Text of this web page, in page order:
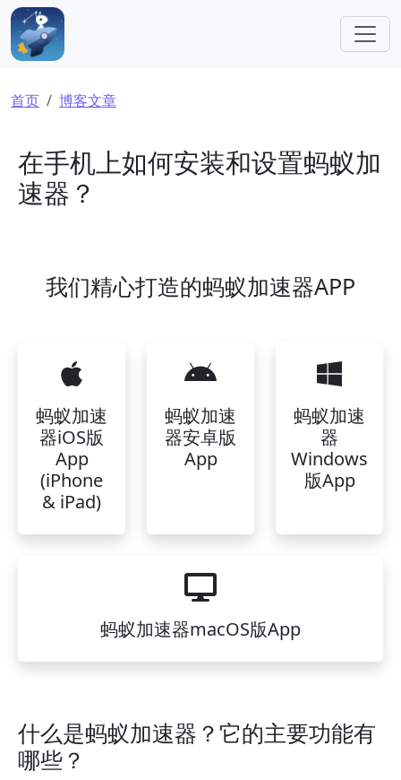
跳转到主要内容
面包屑
首页 博客文章
在手机上如何安装和设置蚂蚁加
速器？
我们精心打造的蚂蚁加速器APP
蚂蚁加速
器iOS版
App
(iPhone
& iPad)
蚂蚁加速
器安卓版
App
蚂蚁加速
器
Windows
版App
蚂蚁加速器macOS版App
什么是蚂蚁加速器？它的主要功能有
哪些？